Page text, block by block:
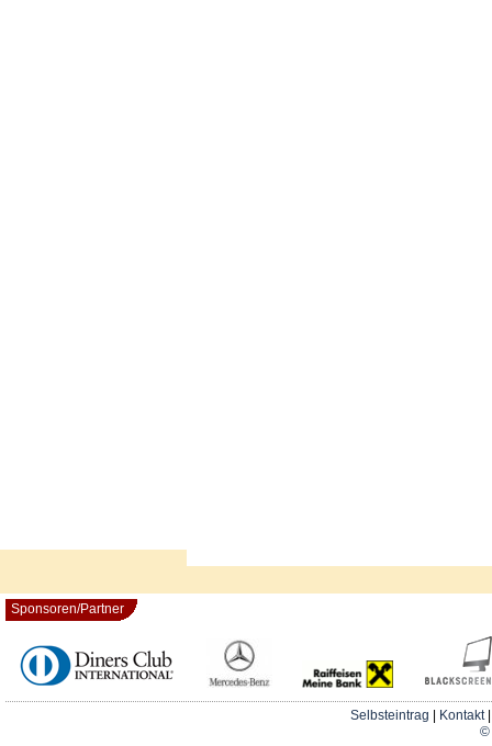
Sponsoren/Partner
Selbsteintrag Kontakt
©